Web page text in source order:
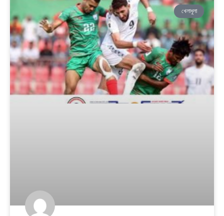
খেলাধুলা